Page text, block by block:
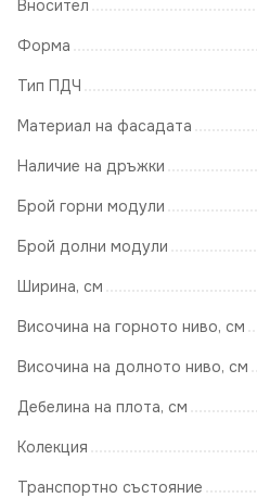
Вносител
Форма
Тип ПДЧ
Материал на фасадата
Наличие на дръжки
Брой горни модули
Брой долни модули
Ширина, см
Височина на горното ниво, см
Височина на долното ниво, см
Дебелина на плота, см
Колекция
Транспортно състояние